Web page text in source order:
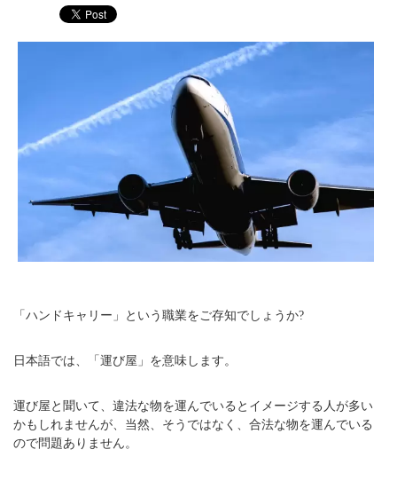
「ハンドキャリー」という職業をご存知でしょうか?
日本語では、「運び屋」を意味します。
運び屋と聞いて、違法な物を運んでいるとイメージする人が多い
かもしれませんが、当然、そうではなく、合法な物を運んでいる
ので問題ありません。